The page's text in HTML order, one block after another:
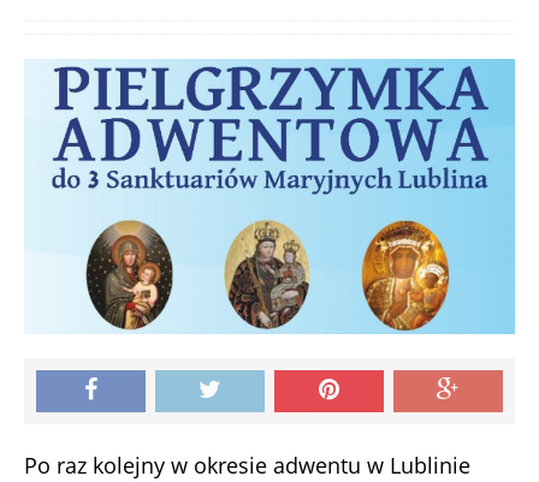
Po raz kolejny w okresie adwentu w Lublinie